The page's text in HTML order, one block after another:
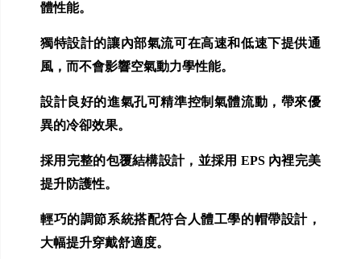
體性能。
獨特設計的讓內部氣流可在高速和低速下提供通
風，而不會影響空氣動力學性能。
設計良好的進氣孔可精準控制氣體流動，帶來優
異的冷卻效果。
採用完整的包覆結構設計，並採用 EPS 內裡完美
提升防護性。
輕巧的調節系統搭配符合人體工學的帽帶設計，
大幅提升穿戴舒適度。